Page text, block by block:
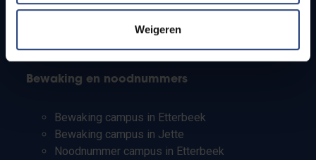
Weigeren
Leerkrachten en secundaire scholen
Bewaking en noodnummers
Bewaking campus in Etterbeek
Bewaking campus in Jette
Noodnummer campus in Etterbeek